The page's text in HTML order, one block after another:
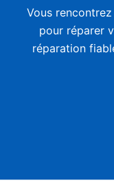
Vous
pour réparer
réparation